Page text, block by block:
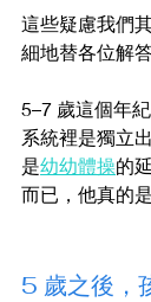
這些疑慮我們
細地替各位解答
5–7 歲這個年
系統裡是獨立
是幼幼體操的
而已，他真的
5 歲之後，